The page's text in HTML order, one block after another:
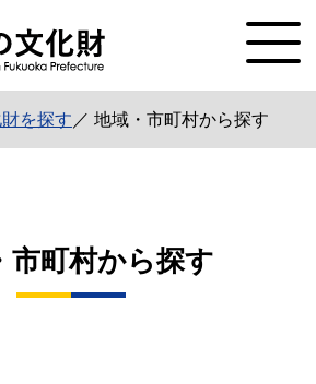
を探す ／ 地域・市町村から探す
市町村から探す